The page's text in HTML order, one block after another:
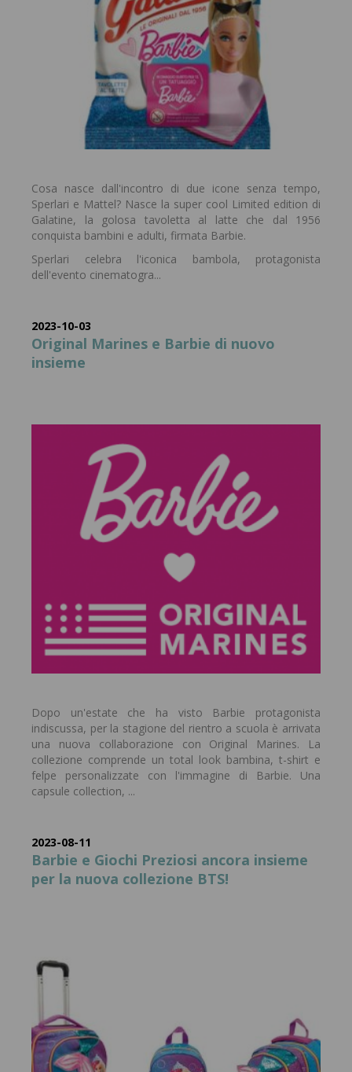
Cosa nasce dall'incontro di due icone senza tempo,
Sperlari e Mattel? Nasce la super cool Limited edition di
Galatine, la golosa tavoletta al latte che dal 1956
conquista bambini e adulti, firmata Barbie.
Sperlari celebra l'iconica bambola, protagonista
dell'evento cinematogra...
2023-10-03
Original Marines e Barbie di nuovo
insieme
Dopo un'estate che ha visto Barbie protagonista
indiscussa, per la stagione del rientro a scuola è arrivata
una nuova collaborazione con Original Marines. La
collezione comprende un total look bambina, t-shirt e
felpe personalizzate con l'immagine di Barbie. Una
capsule collection, ...
2023-08-11
Barbie e Giochi Preziosi ancora insieme
per la nuova collezione BTS!